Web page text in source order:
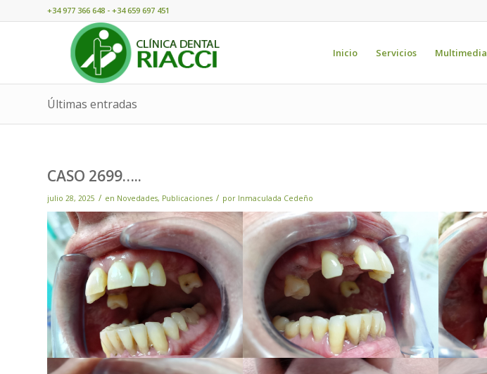
+34 977 366 648 - +34 659 697 451
Inicio Servicios Multimedia
Últimas entradas
CASO 2699…..
julio 28, 2025 / en Novedades, Publicaciones / por Inmaculada Cedeño